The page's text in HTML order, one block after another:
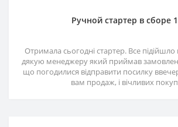
Ручной стартер в сборе
Отримала сьогодні стартер. Все
дякую менеджеру який приймав
що погодилися відправити посилку
вам продаж, і вічливих